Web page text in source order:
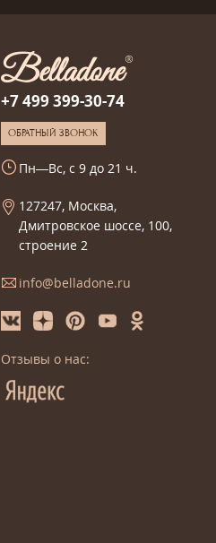
+7 499 399-30-74
ОБРАТНЫЙ ЗВОНОК
Пн—Вс, с 9 до 21 ч.
127247, Москва,
Дмитровское шоссе, 100,
строение 2
info@belladone.ru
Отзывы о нас: